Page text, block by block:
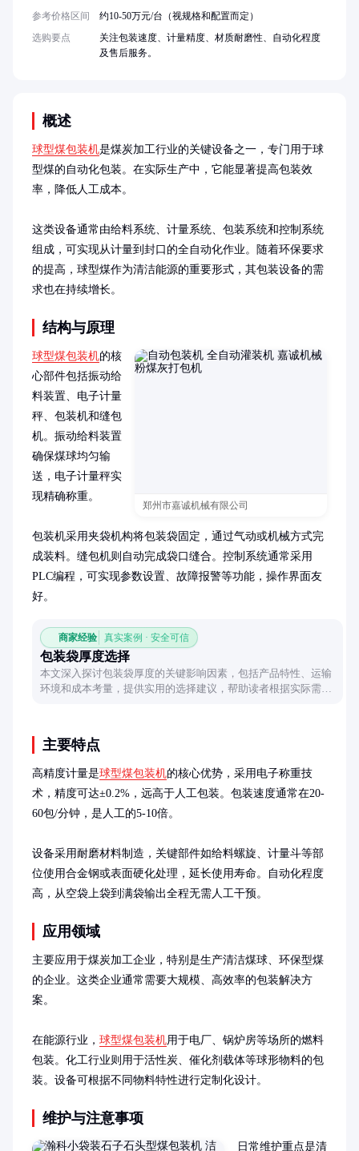
概述
球型煤包装机是煤炭加工行业的关键设备之一，专门用于球
型煤的自动化包装。在实际生产中，它能显著提高包装效
率，降低人工成本。
这类设备通常由给料系统、计量系统、包装系统和控制系统
组成，可实现从计量到封口的全自动化作业。随着环保要求
的提高，球型煤作为清洁能源的重要形式，其包装设备的需
求也在持续增长。
结构与原理
郑州市嘉诚机械有限公司
球型煤包装机的核
心部件包括振动给
料装置、电子计量
秤、包装机和缝包
机。振动给料装置
确保煤球均匀输
送，电子计量秤实
现精确称重。
包装机采用夹袋机构将包装袋固定，通过气动或机械方式完
成装料。缝包机则自动完成袋口缝合。控制系统通常采用
PLC编程，可实现参数设置、故障报警等功能，操作界面友
好。
商家经验 真实案例 · 安全可信
包装袋厚度选择
本文深入探讨包装袋厚度的关键影响因素，包括产品特性、运输
环境和成本考量，提供实用的选择建议，帮助读者根据实际需求
主要特点
高精度计量是球型煤包装机的核心优势，采用电子称重技
术，精度可达±0.2%，远高于人工包装。包装速度通常在20-
60包/分钟，是人工的5-10倍。
设备采用耐磨材料制造，关键部件如给料螺旋、计量斗等部
位使用合金钢或表面硬化处理，延长使用寿命。自动化程度
高，从空袋上袋到满袋输出全程无需人工干预。
应用领域
主要应用于煤炭加工企业，特别是生产清洁煤球、环保型煤
的企业。这类企业通常需要大规模、高效率的包装解决方
案。
在能源行业， 球型煤包装机用于电厂、锅炉房等场所的燃料
包装。化工行业则用于活性炭、催化剂载体等球形物料的包
装。设备可根据不同物料特性进行定制化设计。
维护与注意事项
日常维护重点是清
参考价格区间
约10-50万元/台（视规格和配置而定）
选购要点
关注包装速度、计量精度、材质耐磨性、自动化程度
及售后服务。